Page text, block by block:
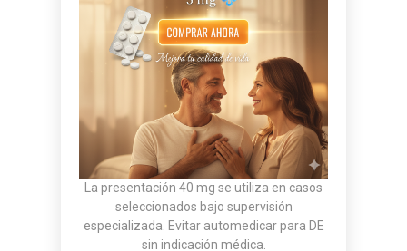
La presentación 40 mg se utiliza en casos
seleccionados bajo supervisión
especializada. Evitar automedicar para DE
sin indicación médica.